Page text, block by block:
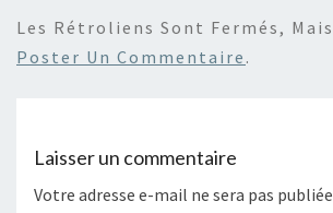
Les Rétroliens Sont Fermés, Mais
Poster Un Commentaire .
Laisser un commentaire
Votre adresse e-mail ne sera pas